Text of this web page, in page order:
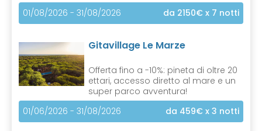
01/08/2026 - 31/08/2026
da 2150€ x 7 notti
Gitavillage Le Marze
Offerta fino a -10%: pineta di oltre 20
ettari, accesso diretto al mare e un
super parco avventura!
01/06/2026 - 31/08/2026
da 459€ x 3 notti